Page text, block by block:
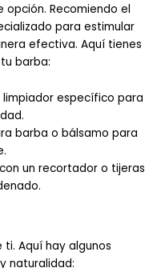
opción. Recomiendo el
para estimular
efectiva. Aquí tienes
barba:
específico para
barba o bálsamo para
un recortador o tijeras
Aquí hay algunos
naturalidad: